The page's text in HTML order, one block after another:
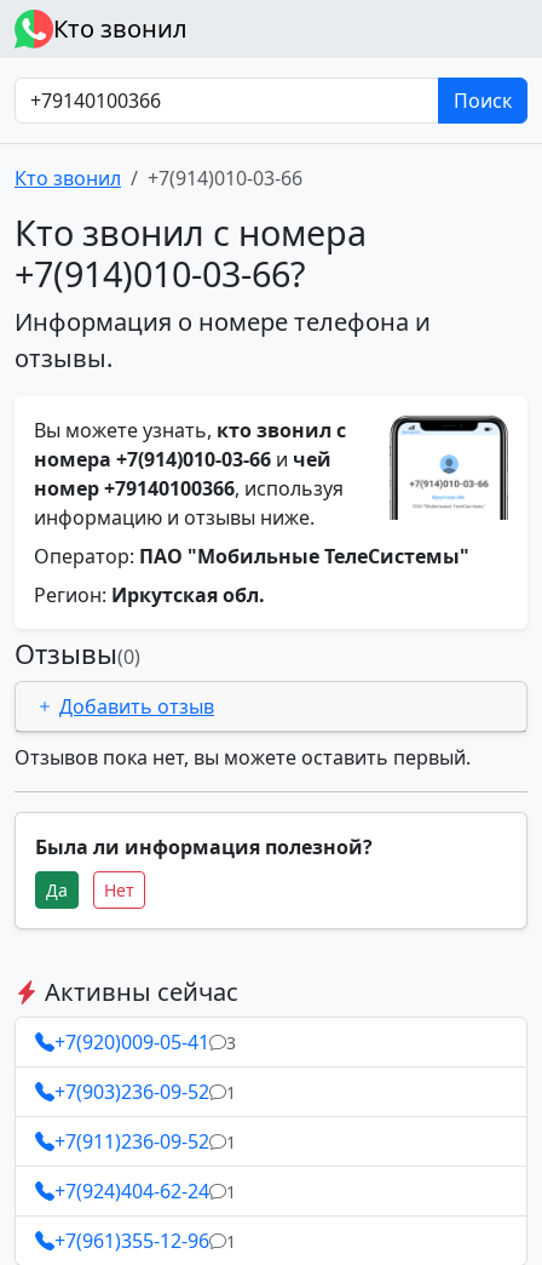
Кто звонил
Поиск
Кто звонил +7(914)010-03-66
Кто звонил с номера
+7(914)010-03-66?
Информация о номере телефона и
отзывы.
Вы можете узнать, кто звонил с
номера +7(914)010-03-66 и чей
номер +79140100366, используя
информацию и отзывы ниже.
Оператор: ПАО "Мобильные ТелеСистемы"
Регион: Иркутская обл.
Отзывы(0)
Добавить отзыв
Отзывов пока нет, вы можете оставить первый.
Была ли информация полезной?
Да Нет
Активны сейчас
+7(920)009-05-41 3
+7(903)236-09-52 1
+7(911)236-09-52 1
+7(924)404-62-24 1
+7(961)355-12-96 1